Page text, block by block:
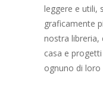
leggere e utili,
graficamente
nostra libreria,
casa e
ognuno di loro